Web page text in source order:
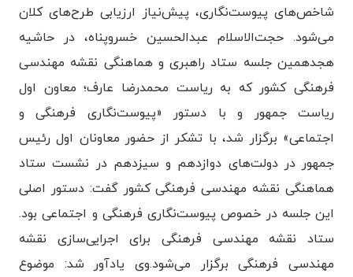
شاخص‌های پیوست‌نگاری، پیش‌نیاز ارزیابی طرح‌های کلان
می‌شود. حجت‌الاسلام عبدالحسین خسروپناه، در حاشیه
هجدهمین جلسه ستاد راهبری و هماهنگی نقشه مهندسی
فرهنگی کشور که به ریاست محمدرضا عارف؛ معاون اول
ریاست جمهور و با دستور «پیوست‌نگاری فرهنگی و
اجتماعی» برگزار شد، با تشکر از حضور معاونان اول رئیس
جمهور در دولت‌های دوازدهم و سیزدهم در نشست ستاد
هماهنگی نقشه مهندسی فرهنگی کشور گفت: دستور اصلی
این جلسه در خصوص پیوست‌نگاری فرهنگی و اجتماعی بود.
ستاد نقشه مهندسی فرهنگی برای اجرایی‌سازی نقشه
مهندسی فرهنگی برگزار می‌شود.وی یادآور شد: موضوع